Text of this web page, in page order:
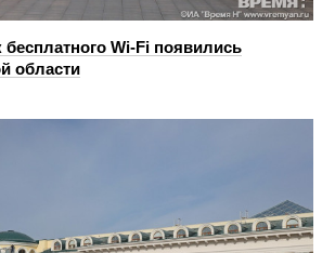
бесплатного Wi-Fi появились
области